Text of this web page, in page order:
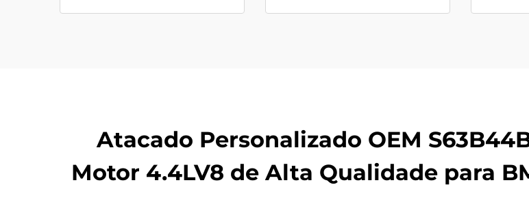
Atacado Personalizado OEM
Motor 4.4LV8 de Alta Qualidade para